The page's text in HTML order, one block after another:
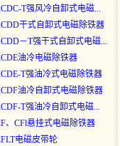
T强风冷自卸式电磁...
干式自卸式电磁除铁器
－T强干式自卸式电磁...
油冷电磁除铁器
T强油冷式电磁除铁器
油冷自卸式电磁除铁器
T强油冷自卸式电磁...
、CFl悬挂式电磁除铁器
电磁皮带轮